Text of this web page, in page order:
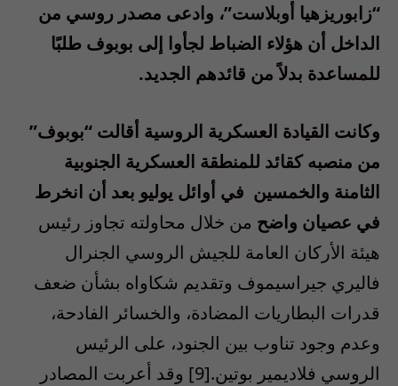
“زابوريزهيا أوبلاست”، وادعى مصدر روسي من
الداخل أن هؤلاء الضباط لجأوا إلى بوبوف طلبًا
للمساعدة بدلاً من قائدهم الجديد.
وكانت القيادة العسكرية الروسية أقالت “بوبوف”
من منصبه كقائد للمنطقة العسكرية الجنوبية
الثامنة والخمسين في أوائل يوليو بعد أن انخرط
في عصيان واضح من خلال محاولته تجاوز رئيس
هيئة الأركان العامة للجيش الروسي الجنرال
فاليري جيراسيموف وتقديم شكاواه بشأن ضعف
قدرات البطاريات المضادة، والخسائر الفادحة،
وعدم وجود تناوب بين الجنود، على الرئيس
الروسي فلاديمير بوتين.[9] وقد أعربت المصادر